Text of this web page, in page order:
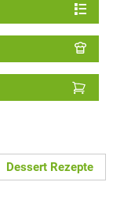
Dessert Rezepte